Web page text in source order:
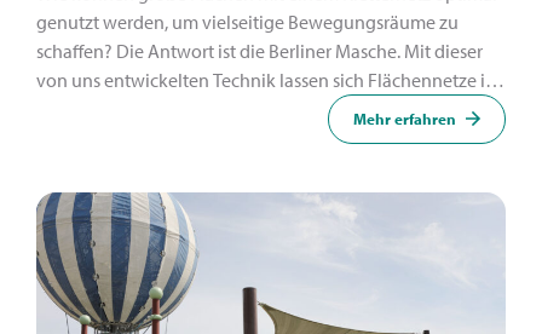
genutzt werden, um vielseitige Bewegungsräume zu
schaffen? Die Antwort ist die Berliner Masche. Mit dieser
von uns entwickelten Technik lassen sich Flächennetze in
Mehr erfahren